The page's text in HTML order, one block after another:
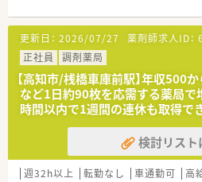
担が少なく通いやすい調剤薬局
■皮膚科や整形外科など多岐に
り50から60枚ほど応需していま
■居宅や施設への在宅業務にも積
に深く貢献できるやりがいのあ
【法人特徴について】
■何よりも患者様のためになるこ
ロフェッショナルとしての使命
■地域に根ざしたクリニックの
い、かかりつけ薬剤師の役割を担
■経営陣が薬剤師として自ら現
更新日： 2026/07/27 薬剤師求人ID：
正社員
調剤薬局
【高知市/桟橋車庫前駅】年収500
など1日約90枚を応需する薬局で
時間以内で1週間の連休も取得で
検討リスト
週32h以上 転勤なし 車通勤可 高